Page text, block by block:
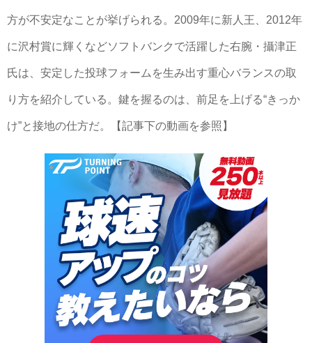
方が不安定なことが挙げられる。2009年に新人王、2012年
に沢村賞に輝くなどソフトバンクで活躍した右腕・攝津正
氏は、安定した投球フォームを生み出す重心バランスの取
り方を紹介している。鍵を握るのは、前足を上げる“きっか
け”と接地の仕方だ。【記事下の動画を参照】